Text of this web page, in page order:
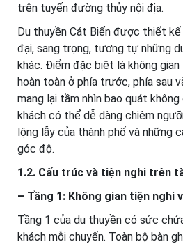
trên tuyến đường thủy nội địa.
Du thuyền Cát Biển được thiết kế
đại, sang trọng, tương tự những
khác. Điểm đặc biệt là không
hoàn toàn ở phía trước, phía sau
mang lại tầm nhìn bao quát không
khách có thể dễ dàng chiêm
lộng lẫy của thành phố và những
góc độ.
1.2. Cấu trúc và tiện nghi trên
– Tầng 1: Không gian tiện nghi
Tầng 1 của du thuyền có sức
khách mỗi chuyến. Toàn bộ bàn